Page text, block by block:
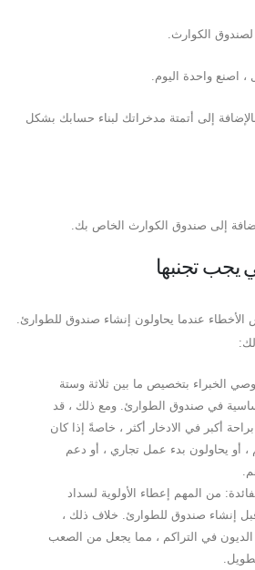
لصندوق الكوارث.
، اصنع واحدة اليوم.
إلى أتمتة مدخراتك لبناء حسابك بشكل
إلى صندوق الكوارث الخاص بك.
يجب تجنبها
عندما يحاولون إنشاء صندوق للطوارئ.
الخبراء بتخصيص ما بين ثلاثة وستة
في صندوق الطوارئ. ومع ذلك ، قد
أكبر في الادخار أكثر ، خاصةً إذا كان
أو يحاولون بدء عمل تجاري ، أو دعم
من المهم إعطاء الأولوية لسداد
قبل إنشاء صندوق للطوارئ. خلاف ذلك ،
في التراكم ، مما يجعل من الصعب